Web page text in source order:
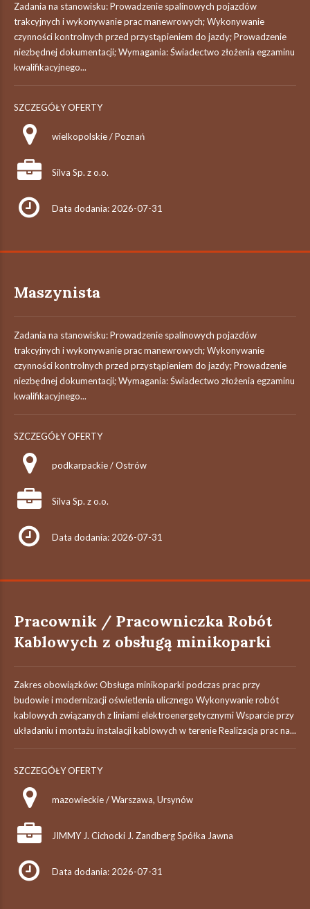
Zadania na stanowisku: Prowadzenie spalinowych pojazdów
trakcyjnych i wykonywanie prac manewrowych; Wykonywanie
czynności kontrolnych przed przystąpieniem do jazdy; Prowadzenie
niezbędnej dokumentacji; Wymagania: Świadectwo złożenia egzaminu
kwalifikacyjnego...
SZCZEGÓŁY OFERTY
wielkopolskie / Poznań
Silva Sp. z o.o.
Data dodania: 2026-07-31
Maszynista
Zadania na stanowisku: Prowadzenie spalinowych pojazdów
trakcyjnych i wykonywanie prac manewrowych; Wykonywanie
czynności kontrolnych przed przystąpieniem do jazdy; Prowadzenie
niezbędnej dokumentacji; Wymagania: Świadectwo złożenia egzaminu
kwalifikacyjnego...
SZCZEGÓŁY OFERTY
podkarpackie / Ostrów
Silva Sp. z o.o.
Data dodania: 2026-07-31
Pracownik / Pracowniczka Robót
Kablowych z obsługą minikoparki
Zakres obowiązków: Obsługa minikoparki podczas prac przy
budowie i modernizacji oświetlenia ulicznego Wykonywanie robót
kablowych związanych z liniami elektroenergetycznymi Wsparcie przy
układaniu i montażu instalacji kablowych w terenie Realizacja prac na...
SZCZEGÓŁY OFERTY
mazowieckie / Warszawa, Ursynów
JIMMY J. Cichocki J. Zandberg Spółka Jawna
Data dodania: 2026-07-31